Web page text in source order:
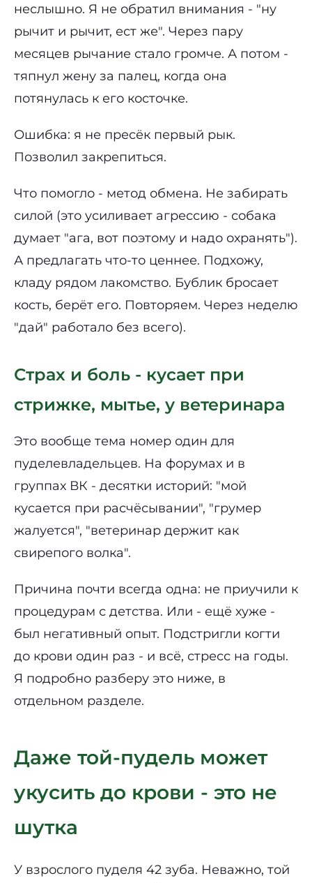
неслышно. Я не обратил внимания - "ну
рычит и рычит, ест же". Через пару
месяцев рычание стало громче. А потом -
тяпнул жену за палец, когда она
потянулась к его косточке.
Ошибка: я не пресёк первый рык.
Позволил закрепиться.
Что помогло - метод обмена. Не забирать
силой (это усиливает агрессию - собака
думает "ага, вот поэтому и надо охранять").
А предлагать что-то ценнее. Подхожу,
кладу рядом лакомство. Бублик бросает
кость, берёт его. Повторяем. Через неделю
"дай" работало без всего).
Страх и боль - кусает при
стрижке, мытье, у ветеринара
Это вообще тема номер один для
пуделевладельцев. На форумах и в
группах ВК - десятки историй: "мой
кусается при расчёсывании", "грумер
жалуется", "ветеринар держит как
свирепого волка".
Причина почти всегда одна: не приучили к
процедурам с детства. Или - ещё хуже -
был негативный опыт. Подстригли когти
до крови один раз - и всё, стресс на годы.
Я подробно разберу это ниже, в
отдельном разделе.
Даже той-пудель может
укусить до крови - это не
шутка
У взрослого пуделя 42 зуба. Неважно, той